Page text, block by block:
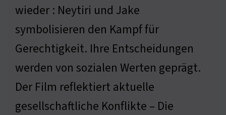
wieder : Neytiri und Jake
symbolisieren den Kampf für
Gerechtigkeit. Ihre Entscheidungen
werden von sozialen Werten geprägt.
Der Film reflektiert aktuelle
gesellschaftliche Konflikte – Die